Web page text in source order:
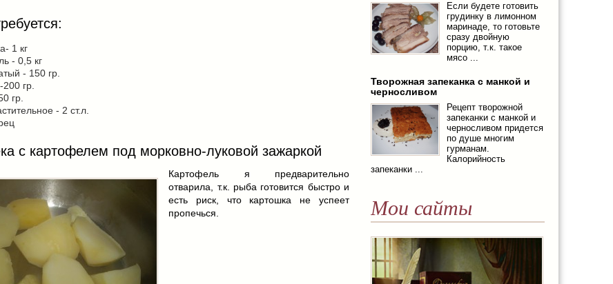
1 кг
- 0,5 кг
- 150 гр.
гр.
гр.
- 2 ст.л.
с картофелем под морковно-луковой зажаркой
Картофель я предварительно
отварила, т.к. рыба готовится быстро и
есть риск, что картошка не успеет
пропечься.
Если будете готовить
грудинку в лимонном
маринаде, то готовьте
сразу двойную
порцию, т.к. такое
мясо ...
Творожная запеканка с манкой и
черносливом
Рецепт творожной
запеканки с манкой и
черносливом придется
по душе многим
гурманам.
Калорийность
запеканки ...
Мои сайты